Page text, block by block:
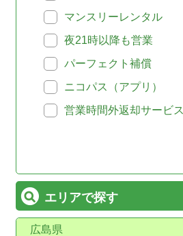
マンスリーレンタル
夜21時以降も営業
パーフェクト補償
ニコパス（アプリ）
営業時間外返却サービス
エリアで探す
広島県